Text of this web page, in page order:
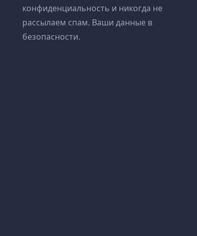
конфиденциальность и никогда не
рассылаем спам. Ваши данные в
безопасности.